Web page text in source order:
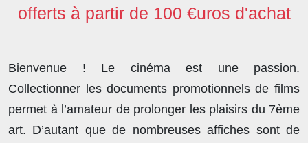
offerts à partir de 100 €uros d'achat
Bienvenue ! Le cinéma est une passion.
Collectionner les documents promotionnels de films
permet à l’amateur de prolonger les plaisirs du 7ème
art. D’autant que de nombreuses affiches sont de